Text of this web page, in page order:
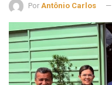
Por Antônio Carlos